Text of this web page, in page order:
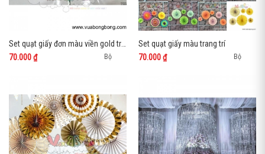
70.000 ₫
Bộ
Set quạt giấy màu trang trí
70.000 ₫
Bộ